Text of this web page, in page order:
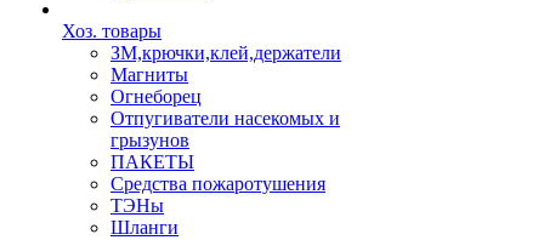
Хоз. товары
ЗМ,крючки,клей,держатели
Магниты
Огнеборец
Отпугиватели насекомых и
грызунов
ПАКЕТЫ
Средства пожаротушения
ТЭНы
Шланги